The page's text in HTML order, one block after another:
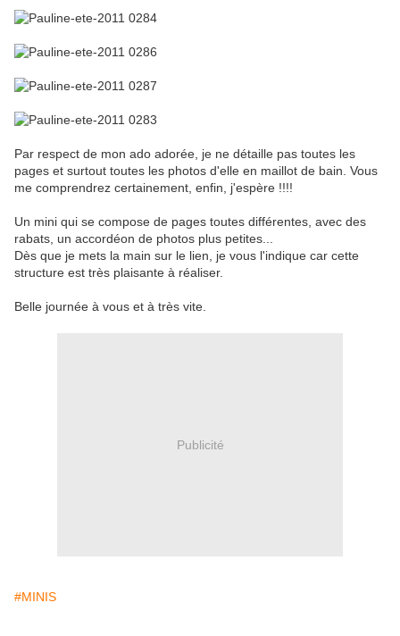
Par respect de mon ado adorée, je ne détaille pas toutes les
pages et surtout toutes les photos d'elle en maillot de bain. Vous
me comprendrez certainement, enfin, j'espère !!!!
Un mini qui se compose de pages toutes différentes, avec des
rabats, un accordéon de photos plus petites...
Dès que je mets la main sur le lien, je vous l'indique car cette
structure est très plaisante à réaliser.
Belle journée à vous et à très vite.
Publicité
#MINIS